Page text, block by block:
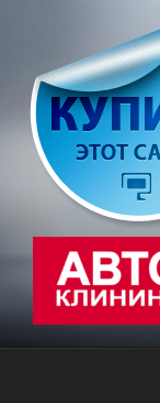
содержимому